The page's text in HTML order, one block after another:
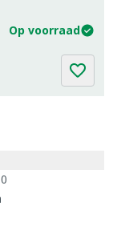
Op voorraad